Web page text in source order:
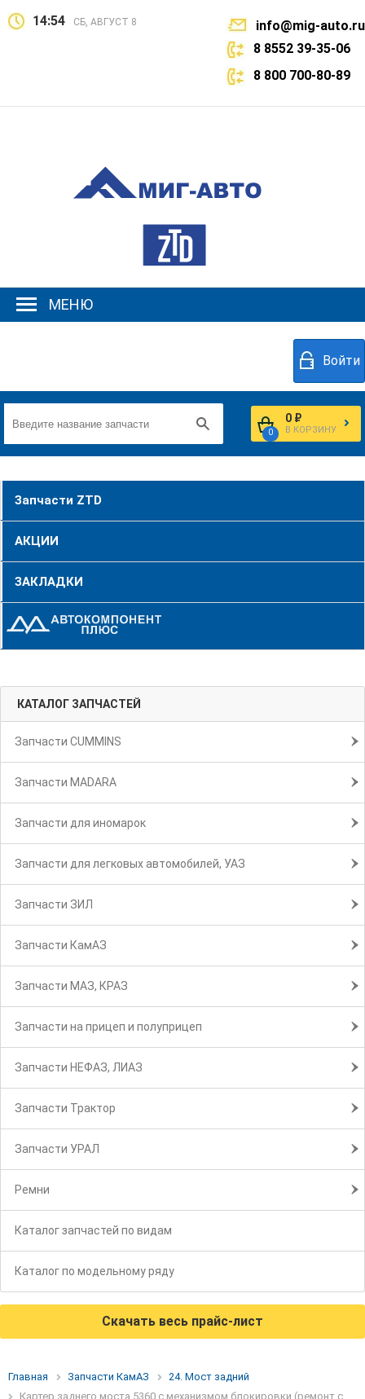
14:54 СБ, АВГУСТ 8
info@mig-auto.ru
8 8552 39-35-06
8 800 700-80-89
МЕНЮ
Войти
0
0 ₽
В КОРЗИНУ
Запчасти ZTD
АКЦИИ
ЗАКЛАДКИ
КАТАЛОГ ЗАПЧАСТЕЙ
Запчасти CUMMINS
Запчасти MADARA
Запчасти для иномарок
Запчасти для легковых автомобилей, УАЗ
Запчасти ЗИЛ
Запчасти КамАЗ
Запчасти МАЗ, КРАЗ
Запчасти на прицеп и полуприцеп
Запчасти НЕФАЗ, ЛИАЗ
Запчасти Трактор
Запчасти УРАЛ
Ремни
Каталог запчастей по видам
Каталог по модельному ряду
Скачать весь прайс-лист
Главная Запчасти КамАЗ
24. Мост задний
Картер заднего моста 5360 с механизмом блокировки (ремонт с